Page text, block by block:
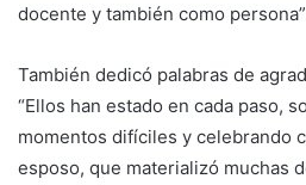
docente y también como
También dedicó palabras de
“Ellos han estado en cada paso,
momentos difíciles y celebrando
esposo, que materializó muchas